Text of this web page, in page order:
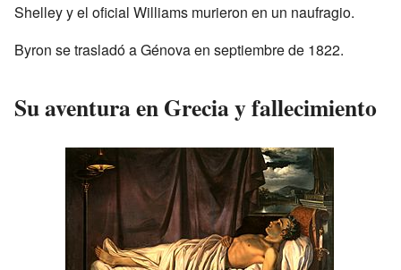
Shelley y el oficial Williams murieron en un naufragio.
Byron se trasladó a Génova en septiembre de 1822.
Su aventura en Grecia y fallecimiento